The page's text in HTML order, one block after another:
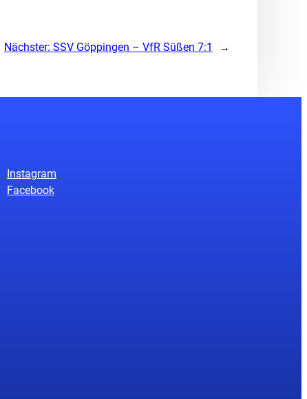
Nächster: SSV Göppingen – VfR Süßen 7:1 →
Instagram
Facebook